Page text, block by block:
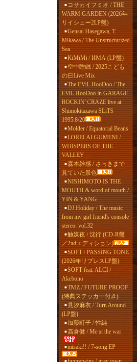
コサカイフミオ / THE
WARM GARDEN (2026年
リイシュー2LP盤)
Gensai Hasegawa, T.
Mikawa / The Unstructurized
Sea
KiMiMi / ИМА (LP盤)
空中睡眠 / 2025こども
の日Live Mix
The EViL HooDoo / The
EViL HooDoo in GARAGE
ROCKIN' CRAZE live at
Shimokitazawa SLiTS
1995.8/20
Molder / Equatorial Beans
LORELAI GUMENI /
WHISPERS OF THE
VALLEY
森本雑感 / さっきまで
見ていた景色
NISHIMOTO IS THE
MOUTH & word of mouth /
YIN & YANG
DJ Holiday / The music
from my girl friend's console
stereo. vol.32
触媒夜 / 沈行 (CD-R盤
／2ndエディション)
SOFT / PASSING TONE
(2026年リプレスLP盤)
SOFT feat. ALCI /
Akebono
TMZ / FUTURE PROOF
(特典ステッカー付き)
見汐麻衣 / Turn Around
(LP盤)
加藤町子 / 性純
高倉健 / Me at the war
misaki!! / 7-song EP